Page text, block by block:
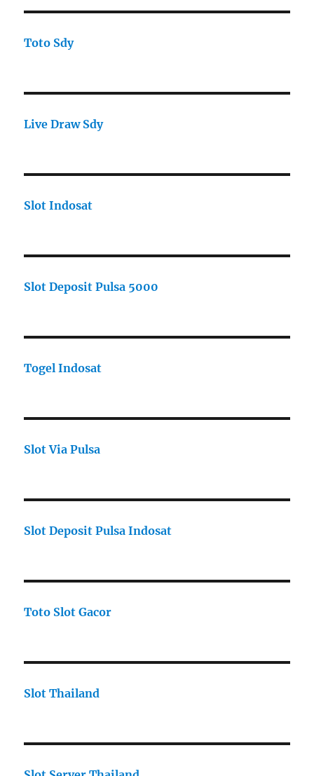
Toto Sdy
Live Draw Sdy
Slot Indosat
Slot Deposit Pulsa 5000
Togel Indosat
Slot Via Pulsa
Slot Deposit Pulsa Indosat
Toto Slot Gacor
Slot Thailand